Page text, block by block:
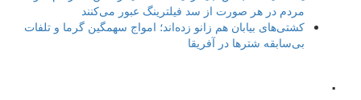
مردم در هر صورت از سد فیلترینگ عبور می‌کنند
کشتی‌های بیابان هم زانو زده‌اند؛ امواج سهمگین گرما و تلفات
بی‌سابقه شترها در آفریقا
.